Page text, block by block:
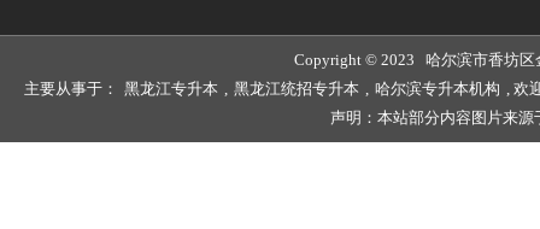
Copyright © 2023 哈尔滨市香坊
主要从事于：
黑龙江专升本 , 黑龙江统招专升本 , 哈尔滨专升本机构 , 欢
声明：本站部分内容图片来源